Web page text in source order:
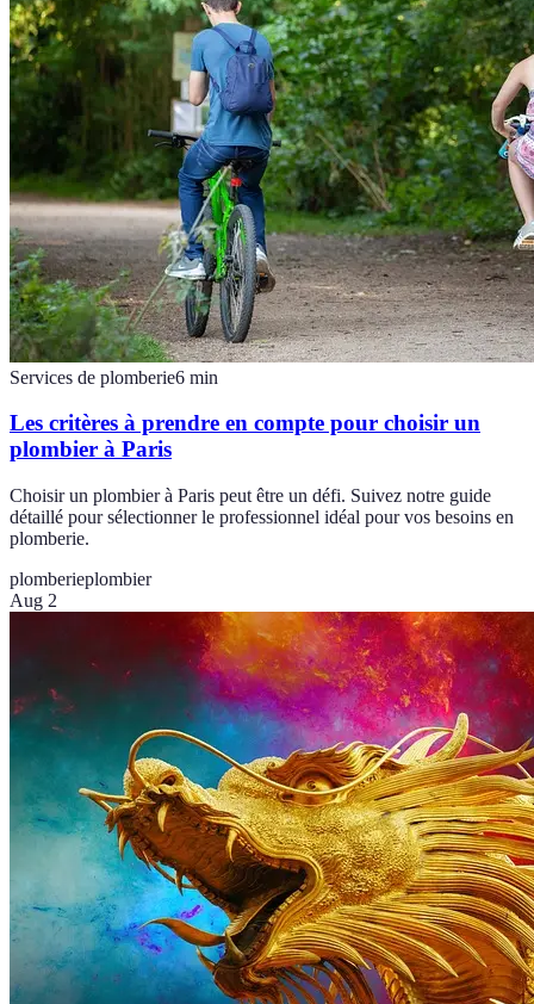
Services de plomberie6 min
Les critères à prendre en compte pour choisir un
plombier à Paris
Choisir un plombier à Paris peut être un défi. Suivez notre guide
détaillé pour sélectionner le professionnel idéal pour vos besoins en
plomberie.
plomberieplombier
Aug 2